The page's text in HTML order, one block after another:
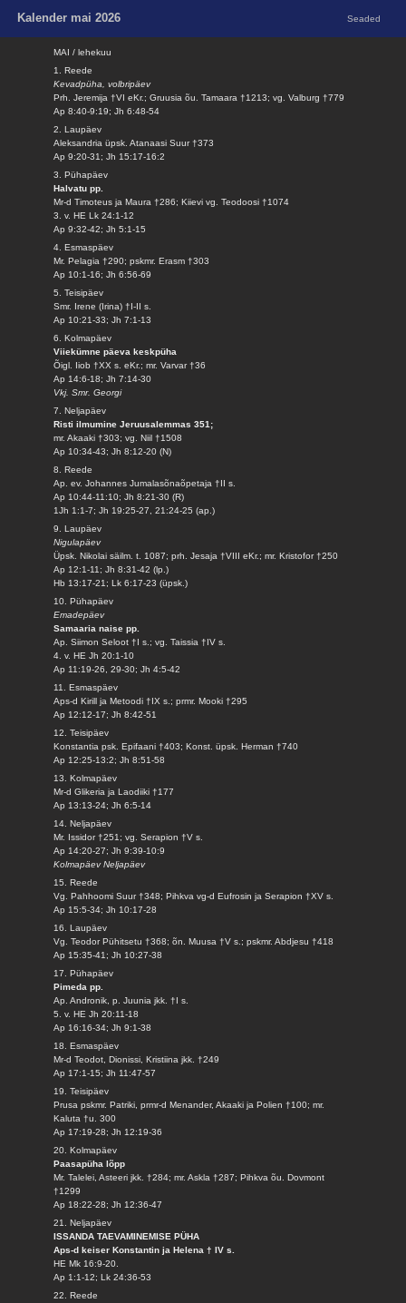
Kalender mai 2026 Seaded
MAI / lehekuu
1. Reede
Kevadpüha, volbripäev
Prh. Jeremija †VI eKr.; Gruusia õu. Tamaara †1213; vg. Valburg †779
Ap 8:40-9:19; Jh 6:48-54
2. Laupäev
Aleksandria üpsk. Atanaasi Suur †373
Ap 9:20-31; Jh 15:17-16:2
3. Pühapäev
Halvatu pp.
Mr-d Timoteus ja Maura †286; Kiievi vg. Teodoosi †1074
3. v. HE Lk 24:1-12
Ap 9:32-42; Jh 5:1-15
4. Esmaspäev
Mr. Pelagia †290; pskmr. Erasm †303
Ap 10:1-16; Jh 6:56-69
5. Teisipäev
Smr. Irene (Irina) †I-II s.
Ap 10:21-33; Jh 7:1-13
6. Kolmapäev
Viiekümne päeva keskpüha
Õigl. Iiob †XX s. eKr.; mr. Varvar †36
Ap 14:6-18; Jh 7:14-30
Vkj. Smr. Georgi
7. Neljapäev
Risti ilmumine Jeruusalemmas 351;
mr. Akaaki †303; vg. Niil †1508
Ap 10:34-43; Jh 8:12-20 (N)
8. Reede
Ap. ev. Johannes Jumalasõnaõpetaja †II s.
Ap 10:44-11:10; Jh 8:21-30 (R)
1Jh 1:1-7; Jh 19:25-27, 21:24-25 (ap.)
9. Laupäev
Nigulapäev
Üpsk. Nikolai säilm. t. 1087; prh. Jesaja †VIII eKr.; mr. Kristofor †250
Ap 12:1-11; Jh 8:31-42 (lp.)
Hb 13:17-21; Lk 6:17-23 (üpsk.)
10. Pühapäev
Emadepäev
Samaaria naise pp.
Ap. Siimon Seloot †I s.; vg. Taissia †IV s.
4. v. HE Jh 20:1-10
Ap 11:19-26, 29-30; Jh 4:5-42
11. Esmaspäev
Aps-d Kirill ja Metoodi †IX s.; prmr. Mooki †295
Ap 12:12-17; Jh 8:42-51
12. Teisipäev
Konstantia psk. Epifaani †403; Konst. üpsk. Herman †740
Ap 12:25-13:2; Jh 8:51-58
13. Kolmapäev
Mr-d Glikeria ja Laodiiki †177
Ap 13:13-24; Jh 6:5-14
14. Neljapäev
Mr. Issidor †251; vg. Serapion †V s.
Ap 14:20-27; Jh 9:39-10:9
Kolmapäev Neljapäev
15. Reede
Vg. Pahhoomi Suur †348; Pihkva vg-d Eufrosin ja Serapion †XV s.
Ap 15:5-34; Jh 10:17-28
16. Laupäev
Vg. Teodor Pühitsetu †368; õn. Muusa †V s.; pskmr. Abdjesu †418
Ap 15:35-41; Jh 10:27-38
17. Pühapäev
Pimeda pp.
Ap. Andronik, p. Juunia jkk. †I s.
5. v. HE Jh 20:11-18
Ap 16:16-34; Jh 9:1-38
18. Esmaspäev
Mr-d Teodot, Dionissi, Kristiina jkk. †249
Ap 17:1-15; Jh 11:47-57
19. Teisipäev
Prusa pskmr. Patriki, prmr-d Menander, Akaaki ja Polien †100; mr.
Kaluta †u. 300
Ap 17:19-28; Jh 12:19-36
20. Kolmapäev
Paasapüha lõpp
Mr. Talelei, Asteeri jkk. †284; mr. Askla †287; Pihkva õu. Dovmont
†1299
Ap 18:22-28; Jh 12:36-47
21. Neljapäev
ISSANDA TAEVAMINEMISE PÜHA
Aps-d keiser Konstantin ja Helena † IV s.
HE Mk 16:9-20.
Ap 1:1-12; Lk 24:36-53
22. Reede